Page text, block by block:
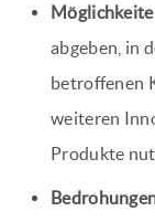
abgeben, in
betroffenen
weiteren
Produkte